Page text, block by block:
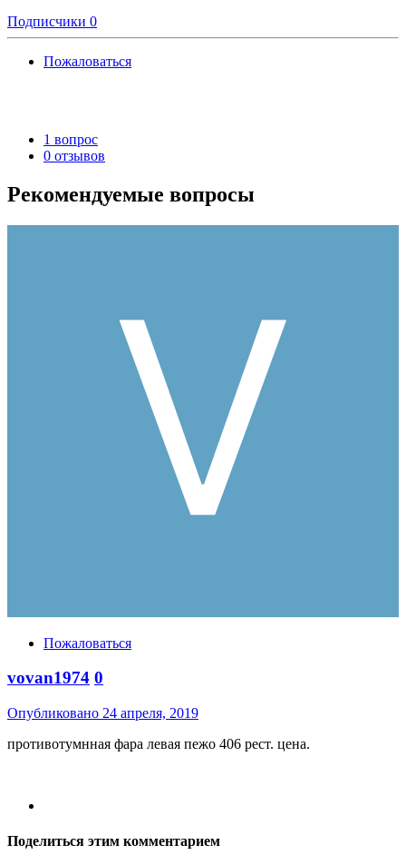
Подписчики 0
Пожаловаться
1 вопрос
0 отзывов
Рекомендуемые вопросы
Пожаловаться
vovan1974 0
Опубликовано 24 апреля, 2019
противотумнная фара левая пежо 406 рест. цена.
Поделиться этим комментарием